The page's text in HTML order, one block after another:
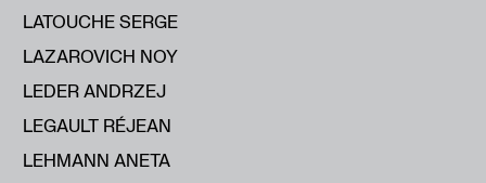
LATOUCHE SERGE
LAZAROVICH NOY
LEDER ANDRZEJ
LEGAULT RÉJEAN
LEHMANN ANETA